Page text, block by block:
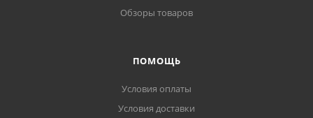
Обзоры товаров
ПОМОЩЬ
Условия оплаты
Условия доставки